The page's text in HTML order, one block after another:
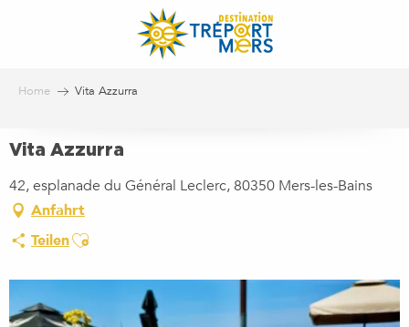
Home Vita Azzurra
Vita Azzurra
42, esplanade du Général Leclerc, 80350 Mers-les-Bains
Anfahrt
TeilenAjouter aux favoris